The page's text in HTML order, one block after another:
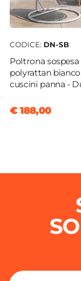
CODICE: DN-SB
Poltrona sospesa
polyrattan
cuscini panna -
€ 188,00